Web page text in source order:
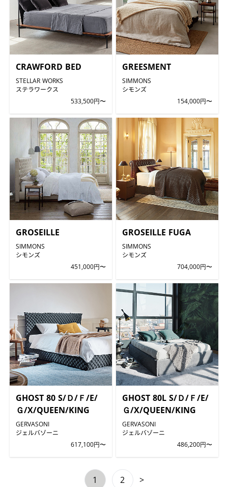
CRAWFORD BED
STELLAR WORKS
ステラワークス
533,500円〜
GREESMENT
SIMMONS
シモンズ
154,000円〜
GROSEILLE
SIMMONS
シモンズ
451,000円〜
GROSEILLE FUGA
SIMMONS
シモンズ
704,000円〜
GHOST 80 S/Ｄ/Ｆ/E/
Ｇ/X/QUEEN/KING
GERVASONI
ジェルバゾーニ
617,100円〜
GHOST 80L S/Ｄ/Ｆ/E/
Ｇ/X/QUEEN/KING
GERVASONI
ジェルバゾーニ
486,200円〜
1 2 >